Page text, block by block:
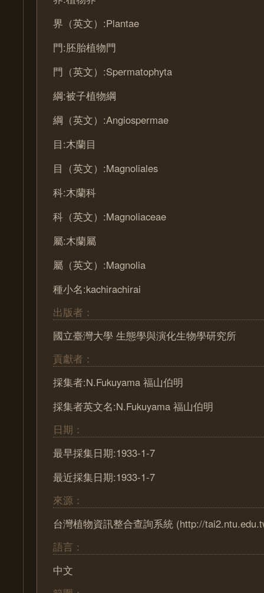
界（英文）:Plantae
門:胚胎植物門
門（英文）:Spermatophyta
綱:被子植物綱
綱（英文）:Angiospermae
目:木蘭目
目（英文）:Magnoliales
科:木蘭科
科（英文）:Magnoliaceae
屬:木蘭屬
屬（英文）:Magnolia
種小名:kachirachirai
出版者：
國立臺灣大學 生態學與演化生物學研究所
貢獻者：
採集者:N.Fukuyama 福山伯明
採集者英文名:N.Fukuyama 福山伯明
日期：
最早採集日期:1933-1-7
最近採集日期:1933-1-7
來源：
台灣植物資訊整合查詢系統 (http://
語言：
中文